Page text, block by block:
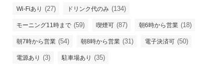
Wi-Fiあり (27) ドリンク代のみ (134)
モーニング11時まで (59) 喫煙可 (87) 朝6時から営業 (18)
朝7時から営業 (54) 朝8時から営業 (31) 電子決済可 (50)
電源あり (3) 駐車場あり (35)